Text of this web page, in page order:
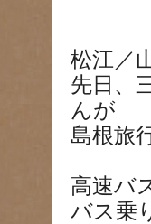
松江／
先日、
んが
島根旅
高速バ
バス乗